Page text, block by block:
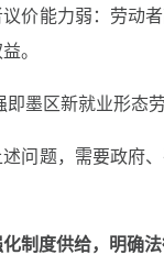
议价能力弱：劳动
。
即墨区新就业形态
述问题，需要政府
化制度供给，明确